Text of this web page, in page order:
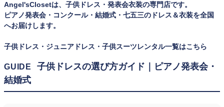
何よりお子様を輝かせます。レンタルなら、その時のジャストサイ
ズを遠慮なく選べるのが最大のメリット。胸囲・身丈の正しい測り
② 舞台で映える色・楽器に合うデザインを選ぶ
発表会の舞台は照明が強く、客席からは意外と色味が飛んで見え
ます。ネイビー・ブラック・深みのあるジュエルカラーはホールの照
Angel'sClosetは、子供ドレス・発表会衣装の専門店です。
ピアノ発表会・コンクール・結婚式・七五三のドレス＆衣装を全国
へお届けします。
子供ドレス・ジュニアドレス・子供スーツレンタル一覧はこちら
GUIDE
子供ドレスの選び方ガイド｜ピアノ発表会・
結婚式